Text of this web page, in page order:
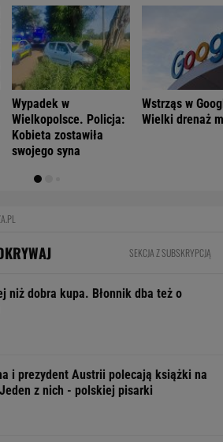
Wypadek w
Wielkopolsce. Policja:
Kobieta zostawiła
swojego syna
Wstrząs w
Wielki drenaż
SEKCJA Z SUBSKRYPCJĄ
niż dobra kupa. Błonnik dba też o
i prezydent Austrii polecają książki na
z nich - polskiej pisarki